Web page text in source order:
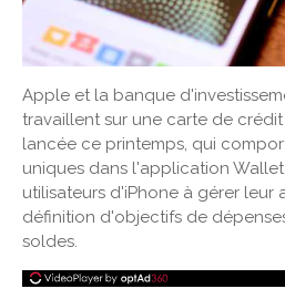
Apple et la banque
travaillent sur une carte de
lancée ce printemps, qui
uniques dans l'application
utilisateurs d'iPhone à gérer leur
définition d'objectifs de
soldes.